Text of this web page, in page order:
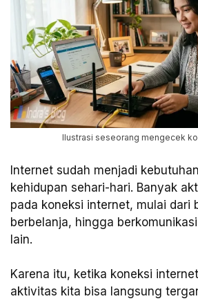
Ilustrasi seseorang mengecek
Internet sudah menjadi
kehidupan sehari-hari. Banyak
pada koneksi internet, mulai dari
berbelanja, hingga
lain.
Karena itu, ketika koneksi
aktivitas kita bisa langsung